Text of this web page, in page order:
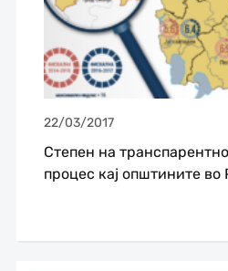
22/03/2017
Степен на
процес кај општините во